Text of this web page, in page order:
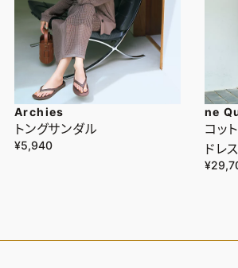
Archies
トングサンダル
¥5,940
ne
コッ
ドレス